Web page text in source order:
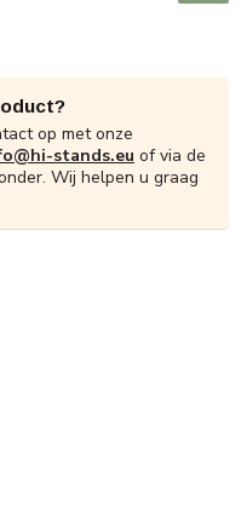
op met onze
stands.eu of via de
Wij helpen u graag